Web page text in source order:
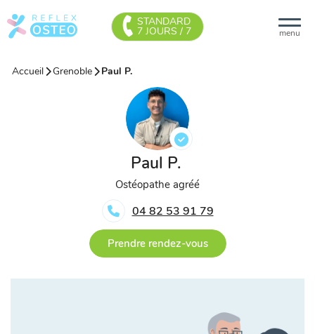
menu
STANDARD
7 JOURS / 7
Accueil Grenoble Paul P.
Paul P.
Ostéopathe agréé
04 82 53 91 79
Prendre rendez-vous